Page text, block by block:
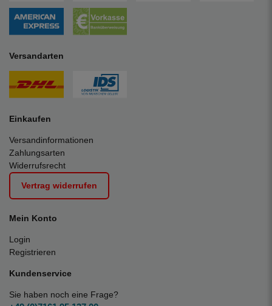
Versandarten
Einkaufen
Versandinformationen
Zahlungsarten
Widerrufsrecht
Vertrag widerrufen
Mein Konto
Login
Registrieren
Kundenservice
Sie haben noch eine Frage?